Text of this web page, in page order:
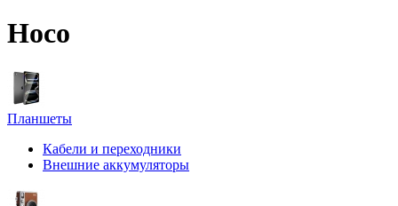
Hoco
Планшеты
Кабели и переходники
Внешние аккумуляторы